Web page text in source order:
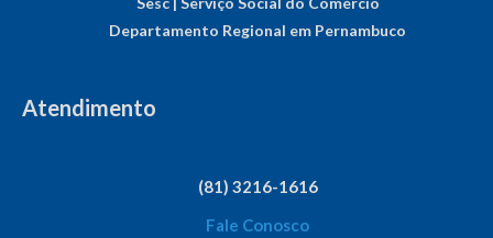
Departamento Regional em Pernambuco
Atendimento
(81) 3216-1616
Fale Conosco